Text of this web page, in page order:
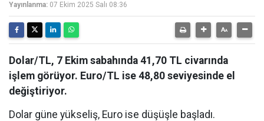
Yayınlanma: 07 Ekim 2025 Salı 08:36
Dolar/TL, 7 Ekim sabahında 41,70 TL civarında
işlem görüyor. Euro/TL ise 48,80 seviyesinde el
değiştiriyor.
Dolar güne yükseliş, Euro ise düşüşle başladı.